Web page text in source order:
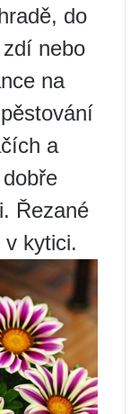
do
nebo
na
a
Řezané
kytici.